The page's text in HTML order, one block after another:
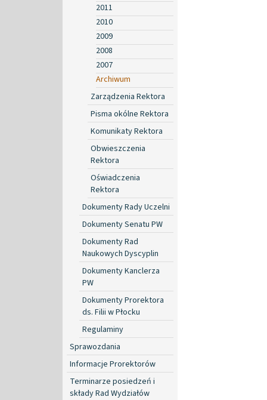
2011
2010
2009
2008
2007
Archiwum
Zarządzenia Rektora
Pisma okólne Rektora
Komunikaty Rektora
Obwieszczenia
Rektora
Oświadczenia
Rektora
Dokumenty Rady Uczelni
Dokumenty Senatu PW
Dokumenty Rad
Naukowych Dyscyplin
Dokumenty Kanclerza
PW
Dokumenty Prorektora
ds. Filii w Płocku
Regulaminy
Sprawozdania
Informacje Prorektorów
Terminarze posiedzeń i
składy Rad Wydziałów